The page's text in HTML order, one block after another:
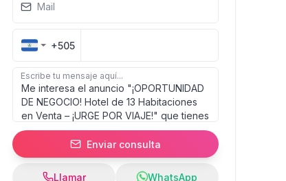
Mail
+505
Escribe tu mensaje aquí...
Enviar consulta
Llamar WhatsApp